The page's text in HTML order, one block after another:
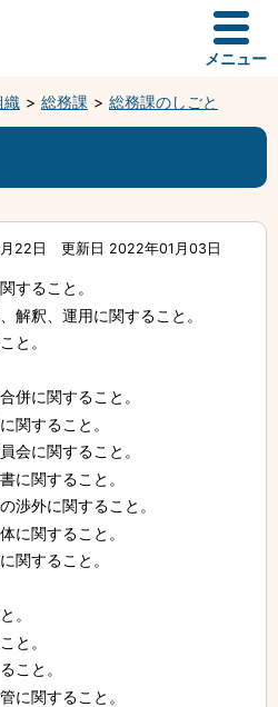
メニュー
織 総務課 総務課のしごと
22日 更新日 2022年01月03日
すること。
解釈、運用に関すること。
と。
併に関すること。
関すること。
会に関すること。
に関すること。
渉外に関すること。
に関すること。
関すること。
。
と。
こと。
に関すること。